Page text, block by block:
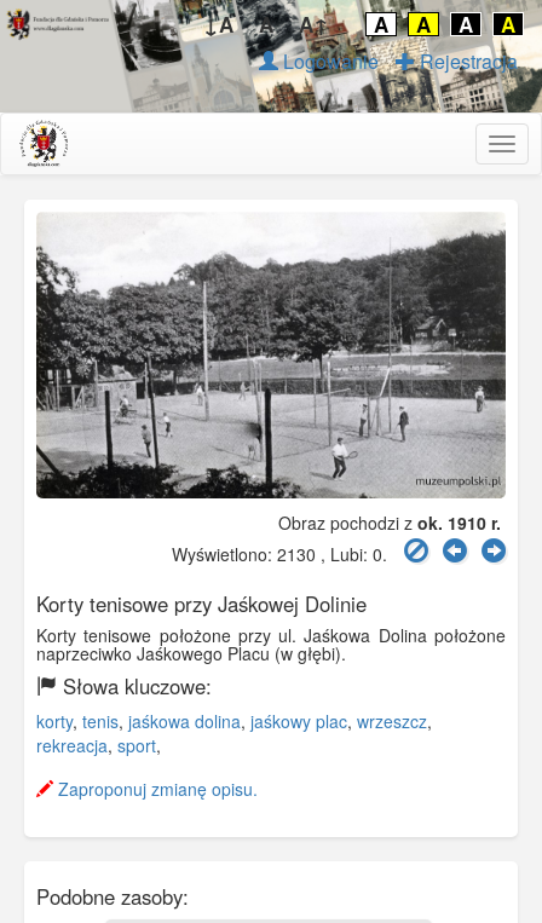
↓A A A↑ A A A A
Logowanie Rejestracja
Obraz pochodzi z ok. 1910 r.
Wyświetlono: 2130 , Lubi: 0.
Korty tenisowe przy Jaśkowej Dolinie
Korty tenisowe położone przy ul. Jaśkowa Dolina położone
naprzeciwko Jaśkowego Placu (w głębi).
Słowa kluczowe:
korty, tenis, jaśkowa dolina, jaśkowy plac, wrzeszcz,
rekreacja, sport,
Zaproponuj zmianę opisu.
Podobne zasoby: